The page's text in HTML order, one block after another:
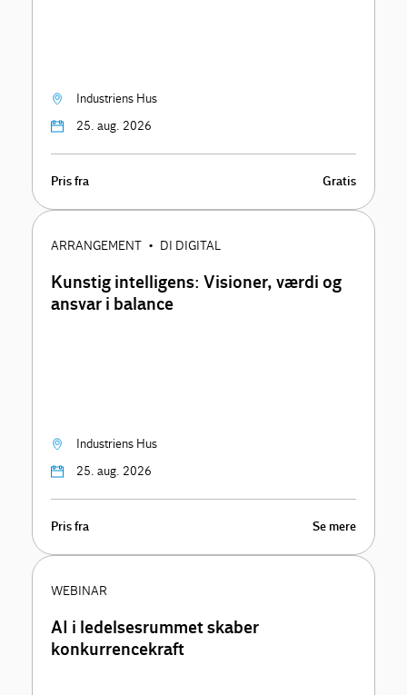
Industriens Hus
25. aug. 2026
Pris fra Gratis
ARRANGEMENT • DI DIGITAL
Kunstig intelligens: Visioner, værdi og
ansvar i balance
Industriens Hus
25. aug. 2026
Pris fra Se mere
WEBINAR
AI i ledelsesrummet skaber
konkurrencekraft